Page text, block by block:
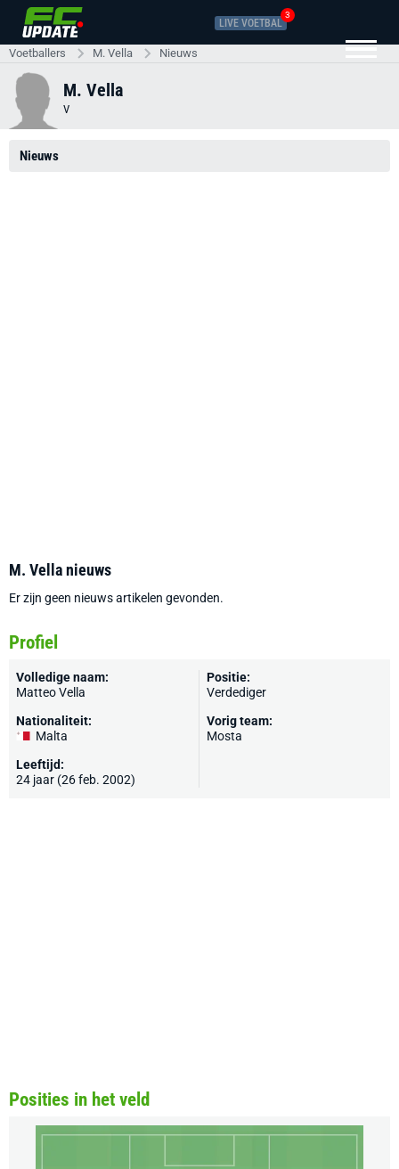
LIVE VOETBAL
3
Voetballers M. Vella Nieuws
M. Vella
V
Nieuws
M. Vella nieuws
Er zijn geen nieuws artikelen gevonden.
Profiel
Volledige naam:
Matteo Vella
Nationaliteit:
Malta
Leeftijd:
24 jaar (26 feb. 2002)
Positie:
Verdediger
Vorig team:
Mosta
Posities in het veld